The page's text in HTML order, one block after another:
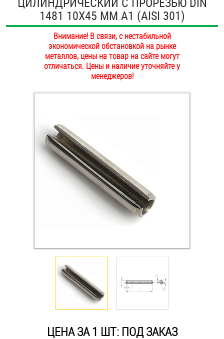
ОПЛАТА И ДОСТАВКА
НАШИ МАГАЗИНЫ
Втулки
Дюбели
Дюймовый крепёж
Заклепки (Гайки-Заклепки)
Инструмент
Крюки, кольца с метрической резьбой
Крюки, кольца с шурупной резьбой
Оснастка и аксессуары для яхт
Саморезы и шурупы
Стопорные кольца
1481 10Х45 ММ А1 (AISI 301)
Внимание! В связи, с нестабильной
экономической обстановкой на рынке
металлов, цены на товар на сайте могут
отличаться. Цены и наличие уточняйте у
менеджеров!
ЦЕНА ЗА 1 ШТ: ПОД ЗАКАЗ